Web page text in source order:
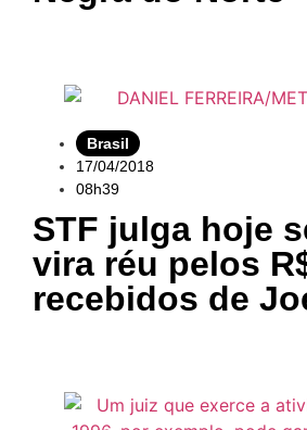
Brasil
17/04/2018
08h39
STF julga hoje
vira réu pelos
recebidos de